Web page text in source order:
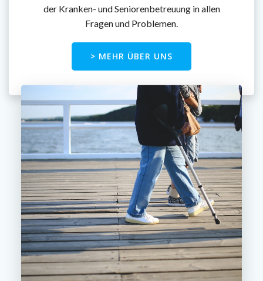
der Kranken- und Seniorenbetreuung in allen
Fragen und Problemen.
> MEHR ÜBER UNS